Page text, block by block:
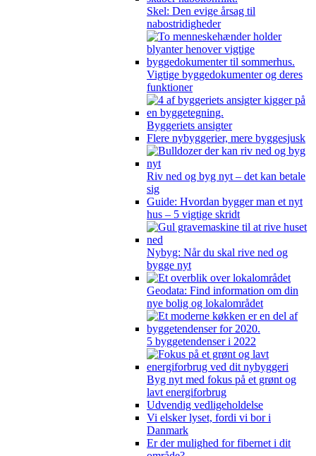
Skel: Den evige årsag til
nabostridigheder
Vigtige byggedokumenter og deres
funktioner
Byggeriets ansigter
Flere nybyggerier, mere byggesjusk
Riv ned og byg nyt – det kan betale
sig
Guide: Hvordan bygger man et nyt
hus – 5 vigtige skridt
Nybyg: Når du skal rive ned og
bygge nyt
Geodata: Find information om din
nye bolig og lokalområdet
5 byggetendenser i 2022
Byg nyt med fokus på et grønt og
lavt energiforbrug
Udvendig vedligeholdelse
Vi elsker lyset, fordi vi bor i
Danmark
Er der mulighed for fibernet i dit